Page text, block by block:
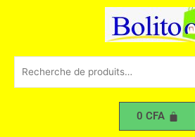
pour :
0CFA